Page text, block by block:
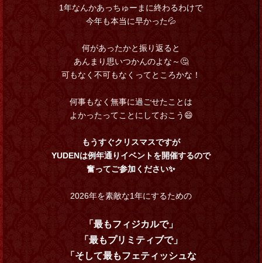
1年なんかあっちゅーまに終わるわけで
今年も本当に早かった💦
何があったかと振り返ると
あんまり思いつかんのよな～🤔
可もなく不可もなくってところかな！
何事もなく無事に過ごせたことは
よかったってことにしておこう😄
もうすぐクリスマスですが
YUDENは例年通りイベントを開催するので
奮ってご参加ください✨
2026年を素敵な1年にするための
「最もフィジカルで」
「最もプリミティブで」
「そして最もフェティッシュな